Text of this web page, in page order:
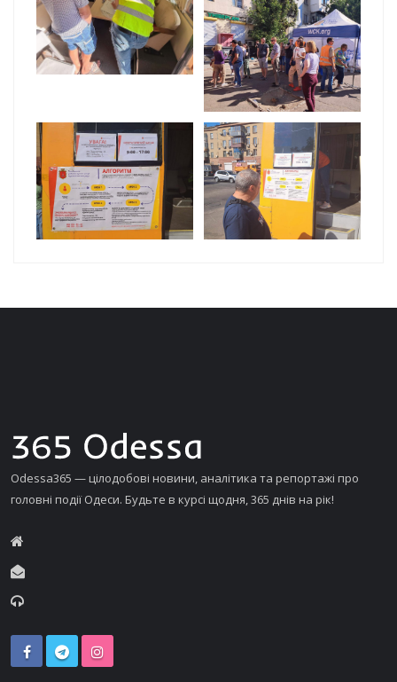
Odessa365 — цілодобові новини, аналітика та репортажі про
головні події Одеси. Будьте в курсі щодня, 365 днів на рік!